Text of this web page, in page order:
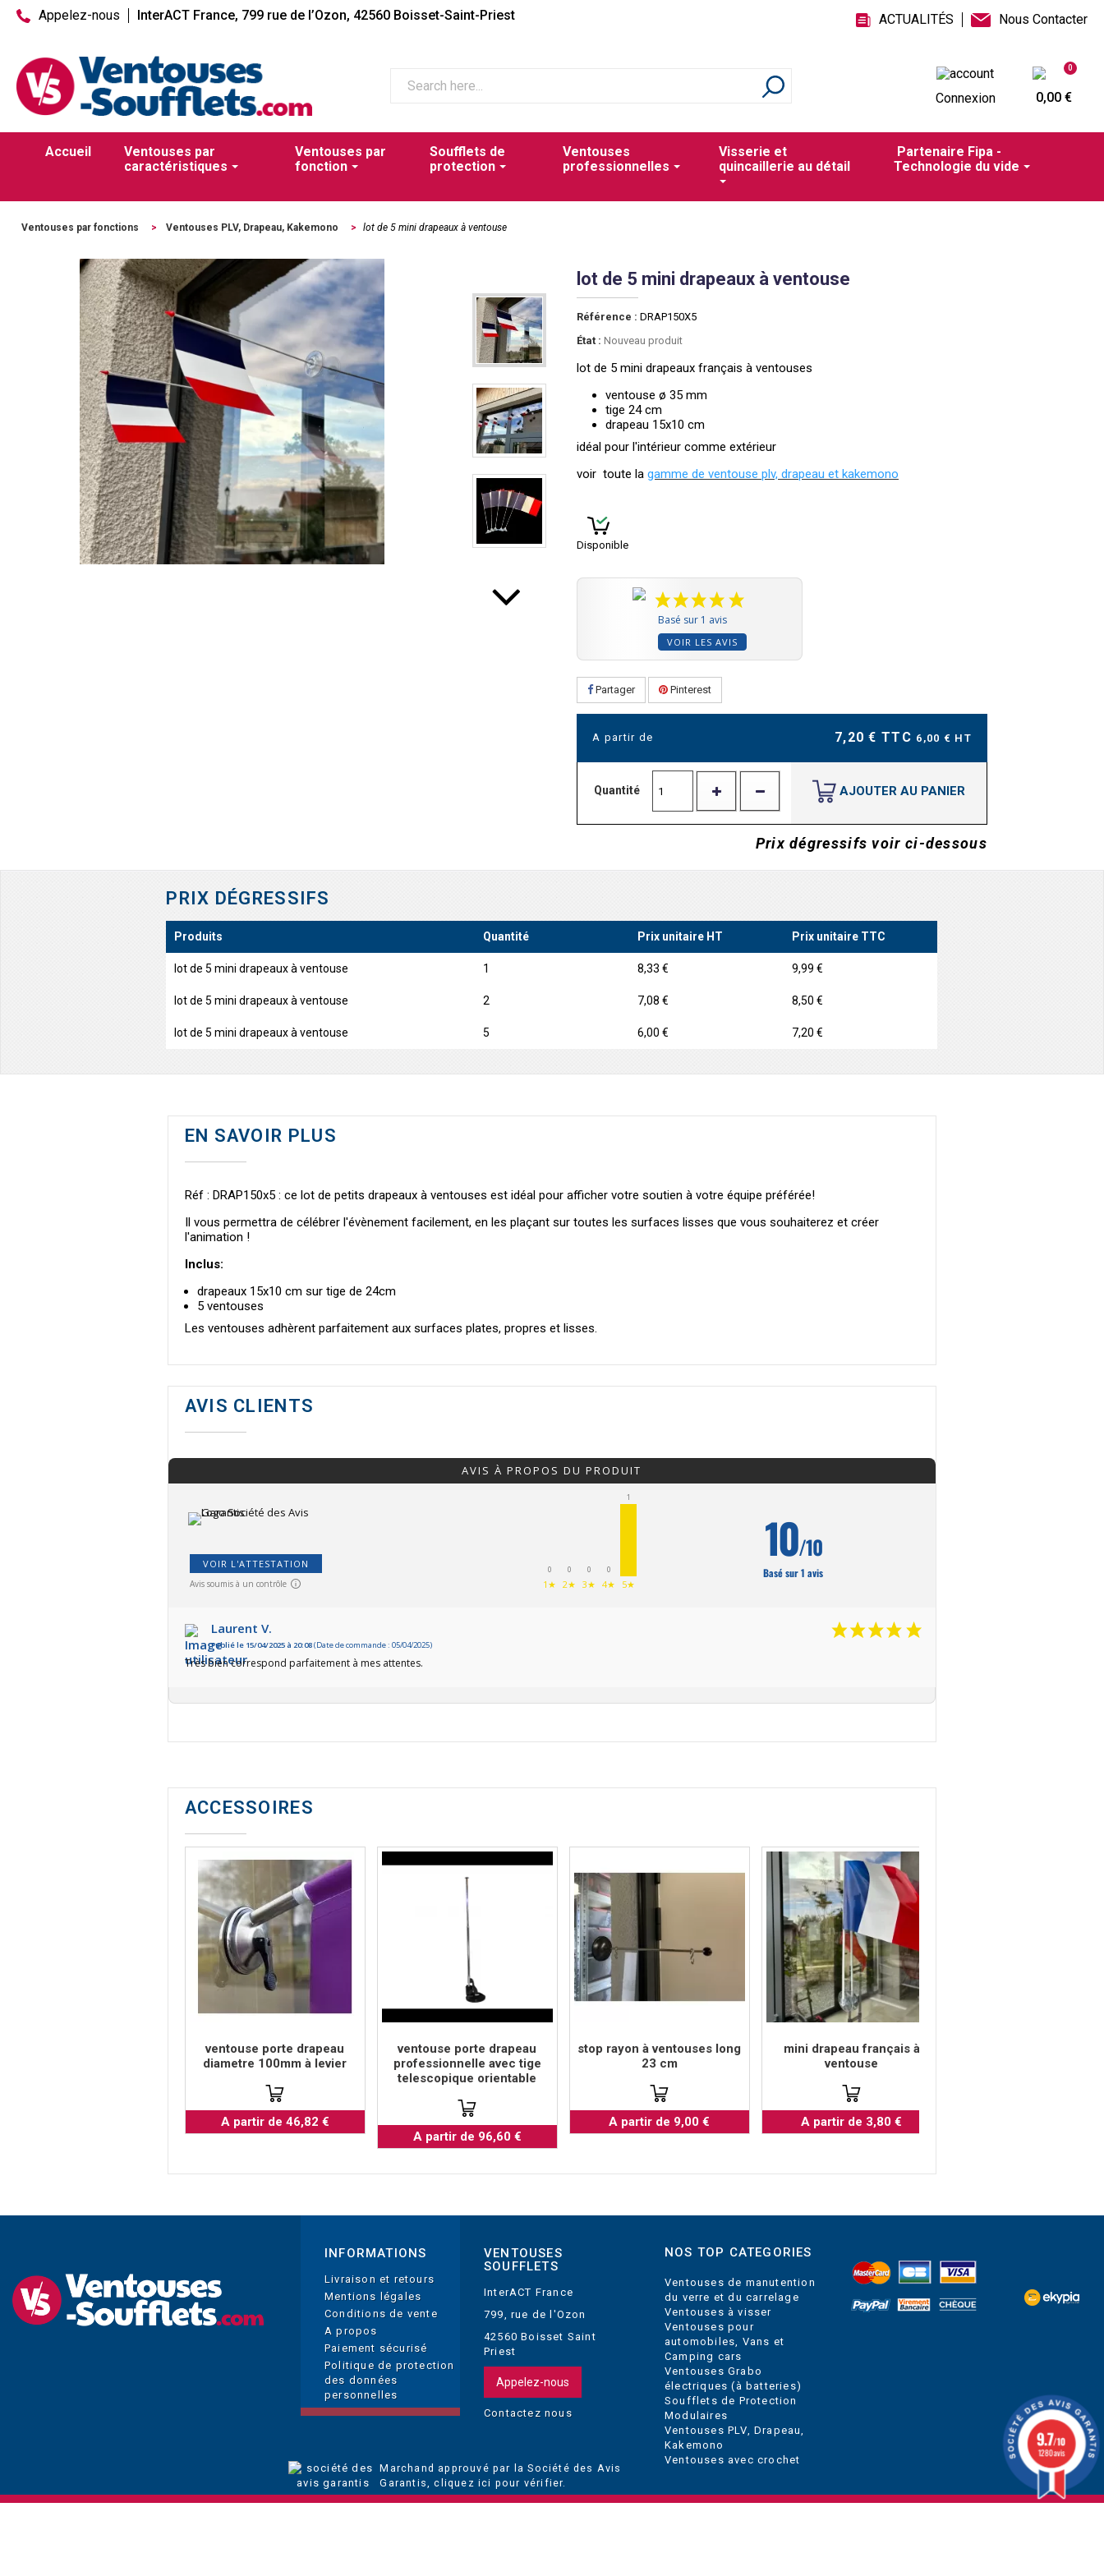
Appelez-nous InterACT France, 799 rue de l’Ozon, 42560 Boisset-Saint-Priest ACTUALITÉS Nous Contacter
Connexion
0
0,00 €
Accueil
Ventouses par
caractéristiques
Ventouses par
fonction
Soufflets de
protection
Ventouses
professionnelles
Visserie et
quincaillerie au détail
Partenaire Fipa -
Technologie du vide
Ventouses par fonctions > Ventouses PLV, Drapeau, Kakemono > lot de 5 mini drapeaux à ventouse
lot de 5 mini drapeaux à ventouse
Référence : DRAP150X5
État : Nouveau produit
lot de 5 mini drapeaux français à ventouses
ventouse ø 35 mm
tige 24 cm
drapeau 15x10 cm
idéal pour l'intérieur comme extérieur
voir toute la gamme de ventouse plv, drapeau et kakemono
Disponible
Basé sur 1 avis
VOIR LES AVIS
Partager Pinterest
A partir de 7,20 € TTC 6,00 € HT
Quantité AJOUTER AU PANIER
Prix dégressifs voir ci-dessous
PRIX DÉGRESSIFS
Produits Quantité Prix unitaire HT Prix unitaire TTC
lot de 5 mini drapeaux à ventouse 1 8,33 € 9,99 €
lot de 5 mini drapeaux à ventouse 2 7,08 € 8,50 €
lot de 5 mini drapeaux à ventouse 5 6,00 € 7,20 €
EN SAVOIR PLUS
Réf : DRAP150x5 : ce lot de petits drapeaux à ventouses est idéal pour afficher votre soutien à votre équipe préférée!
Il vous permettra de célébrer l'évènement facilement, en les plaçant sur toutes les surfaces lisses que vous souhaiterez et créer
l'animation !
Inclus:
drapeaux 15x10 cm sur tige de 24cm
5 ventouses
Les ventouses adhèrent parfaitement aux surfaces plates, propres et lisses.
AVIS CLIENTS
AVIS À PROPOS DU PRODUIT
VOIR L'ATTESTATION
Avis soumis à un contrôle
0
1★
0
2★
0
3★
0
4★
1
5★
10/10
Basé sur 1 avis
Laurent V.
Publié le 15/04/2025 à 20:08(Date de commande : 05/04/2025)
Très bien correspond parfaitement à mes attentes.
ACCESSOIRES
ventouse porte drapeau
diametre 100mm à levier
A partir de 46,82 €
ventouse porte drapeau
professionnelle avec tige
telescopique orientable
A partir de 96,60 €
stop rayon à ventouses long
23 cm
A partir de 9,00 €
mini drapeau français à
ventouse
A partir de 3,80 €
INFORMATIONS
Livraison et retours
Mentions légales
Conditions de vente
A propos
Paiement sécurisé
Politique de protection
des données
personnelles
VENTOUSES
SOUFFLETS
InterACT France
799, rue de l'Ozon
42560 Boisset Saint
Priest
Appelez-nous
Contactez nous
Marchand approuvé par la Société des Avis
Garantis,cliquez ici pour vérifier.
NOS TOP CATEGORIES
Ventouses de manutention
du verre et du carrelage
Ventouses à visser
Ventouses pour
automobiles, Vans et
Camping cars
Ventouses Grabo
électriques (à batteries)
Soufflets de Protection
Modulaires
Ventouses PLV, Drapeau,
Kakemono
Ventouses avec crochet
9.7/10
1280 avis